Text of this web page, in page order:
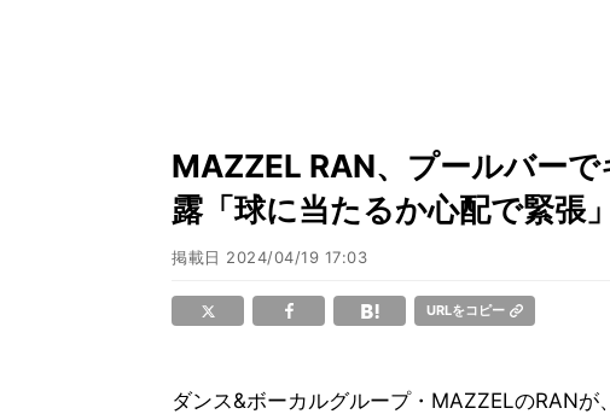
MAZZEL RAN、プールバー
露「球に当たるか心配で緊張」
掲載日 2024/04/19 17:03
URLをコピー
ダンス&ボーカルグループ・MAZZELのRAN